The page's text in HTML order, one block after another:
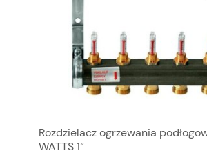
Rozdzielacz ogrzewania
WATTS 1“